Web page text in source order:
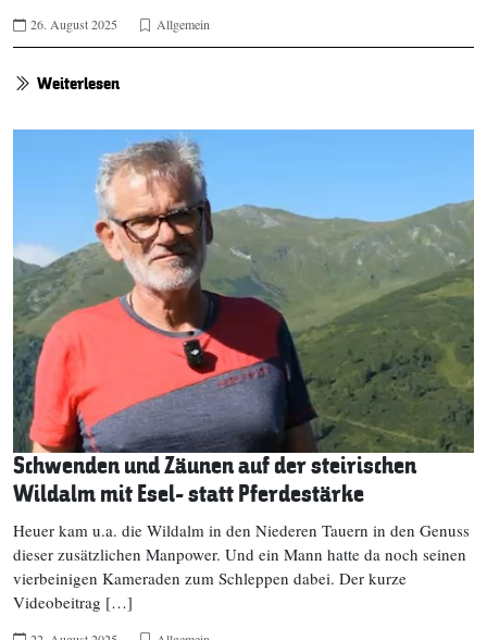
26. August 2025 Allgemein
Weiterlesen
Schwenden und Zäunen auf der steirischen
Wildalm mit Esel- statt Pferdestärke
Heuer kam u.a. die Wildalm in den Niederen Tauern in den Genuss
dieser zusätzlichen Manpower. Und ein Mann hatte da noch seinen
vierbeinigen Kameraden zum Schleppen dabei. Der kurze
Videobeitrag […]